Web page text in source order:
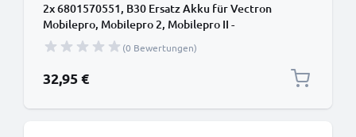
2x 6801570551, B30 Ersatz Akku für Vectron
Mobilepro, Mobilepro 2, Mobilepro II -
Kartenlesegerät Ersatzakku 6801570551, B30 -
Zahlungsterminal Zusatzakku 1800mAh, POS
Batterie
(0 Bewertungen)
32,95 €